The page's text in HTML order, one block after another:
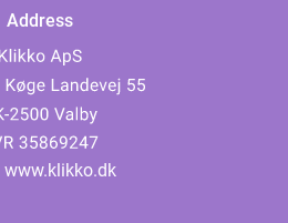
Address
www.klikko.dk